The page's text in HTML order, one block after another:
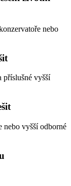
nebo
příslušné vyšší
nebo vyšší odborné